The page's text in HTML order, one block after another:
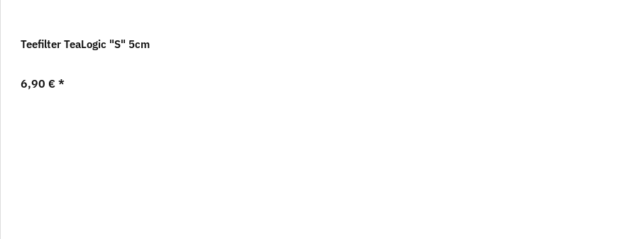
Teefilter TeaLogic "S" 5cm
6,90 € *